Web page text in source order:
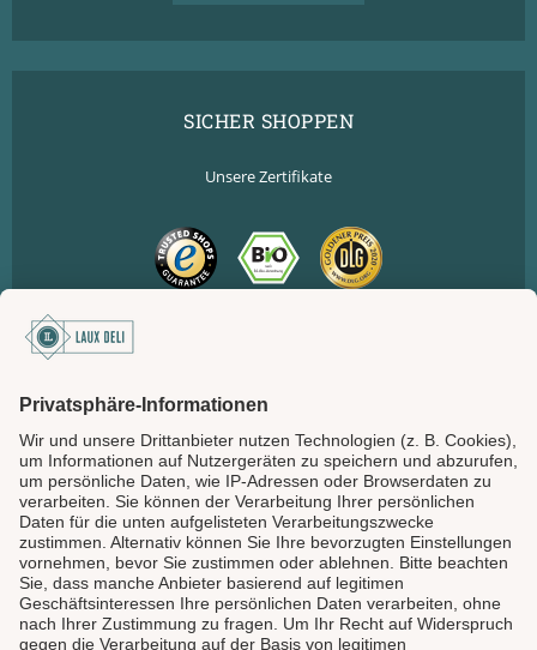
SICHER SHOPPEN
Unsere Zertifikate
SICHER BEZAHLEN
LAUX DELI